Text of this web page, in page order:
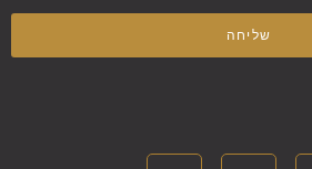
שליחה